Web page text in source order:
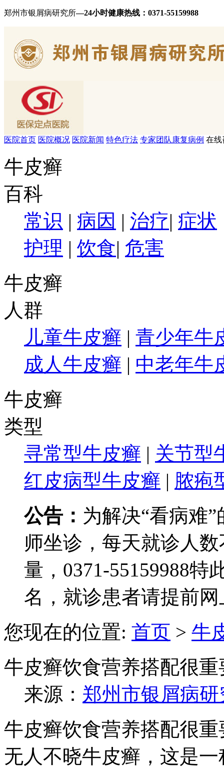
郑州市银屑病研究所—24小时健康热线： 0371-55159988
医院首页 医院概况 医院新闻 特色疗法 专家团队 康复病例 在线
牛皮癣
百科
常识 | 病因 | 治疗| 症状
护理 | 饮食| 危害
牛皮癣
人群
儿童牛皮癣 | 青少年牛
成人牛皮癣 | 中老年牛
牛皮癣
类型
寻常型牛皮癣 | 关节型
红皮病型牛皮癣 | 脓疱
公告： 为解决“看病难
师坐诊，每天就诊人
量，0371-55159988特
名，就诊患者请提前
您现在的位置: 首页 > 牛
牛皮癣饮食营养搭配很重
来源： 郑州市银屑病研
牛皮癣饮食营养搭配很
无人不晓牛皮癣，这是